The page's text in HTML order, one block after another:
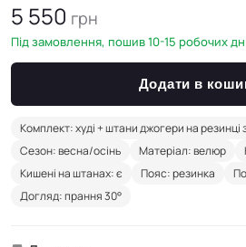
5 550 грн
Під замовлення, пошив 10-15 робочих
Додати в
Комплект: худі + штани джогери на резинці
Сезон: весна/осінь
Матеріал: велюр
Кишені на штанах: є
Пояс: резинка
Догляд: прання 30°